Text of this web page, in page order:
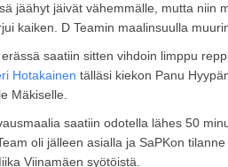
jäähyt jäivät vähemmälle, mutta niin
kaiken. D Teamin maalinsuulla
saatiin sitten vihdoin limppu
Hotakainen tälläsi kiekon Panu
Mäkiselle.
saatiin odotella lähes 50
oli jälleen asialla ja SaPKon
Viinamäen syötöistä.